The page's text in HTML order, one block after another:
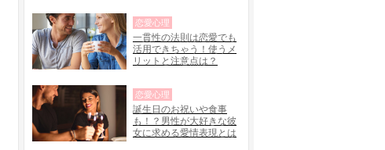
一貫性の法則は恋愛でも
活用できちゃう！使うメ
リットと注意点は？
恋愛心理
誕生日のお祝いや食事
も！？男性が大好きな彼
女に求める愛情表現とは
恋愛心理